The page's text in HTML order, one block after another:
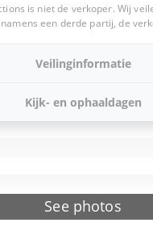
See photos
is niet de verkoper. Wij
een derde partij, de
Veilinginformatie
Kijk- en ophaaldagen